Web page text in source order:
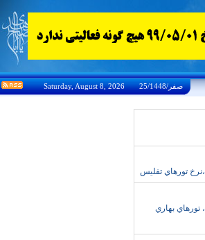
Saturday, August 8, 2026 25/صفر/1448
تورهاي ارزان گرجستان، رزرو تورهاي گرجستان، نرخ تورهاي تفليس، تورهاي تفليس بهار97، تورهاي بهاري